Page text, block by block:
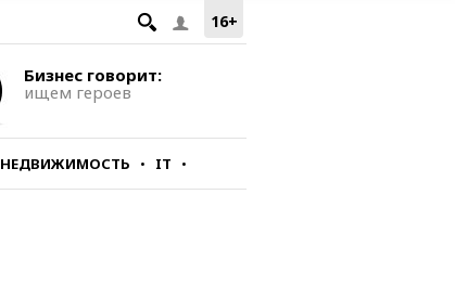
16+
Бизнес говорит:
ищем героев
НЕДВИЖИМОСТЬ IT